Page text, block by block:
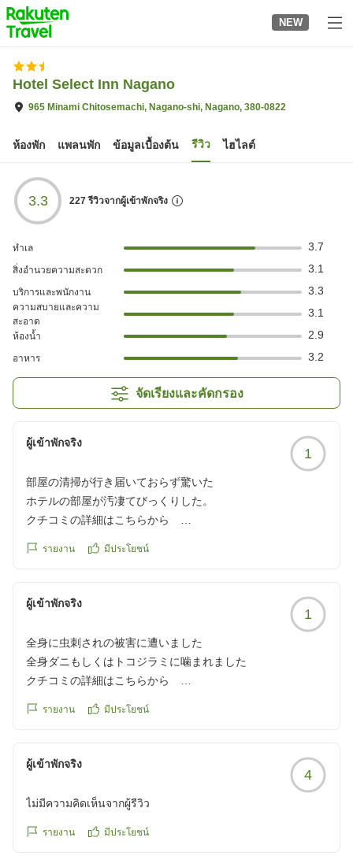
to
top
page
NEW
Hotel Select Inn Nagano
965 Minami Chitosemachi, Nagano-shi, Nagano, 380-0822
ห้องพัก แพลนพัก ข้อมูลเบื้องต้น รีวิว ไฮไลต์
3.3 227รีวิวจากผู้เข้าพักจริง
ทำเล 3.7
สิ่งอำนวยความสะดวก 3.1
บริการและพนักงาน 3.3
ความสบายและความ
สะอาด
3.1
ห้องน้ำ 2.9
อาหาร 3.2
จัดเรียงและคัดกรอง
ผู้เข้าพักจริง
1
部屋の清掃が行き届いておらず驚いた
ホテルの部屋が汚凄てびっくりした。
クチコミの詳細はこちらから
reviewId=33123478217939
รายงาน มีประโยชน์
ผู้เข้าพักจริง
1
全身に虫刺されの被害に遭いました
全身ダニもしくはトコジラミに噛まれました
クチコミの詳細はこちらから
reviewId=33123478215773
รายงาน มีประโยชน์
ผู้เข้าพักจริง
4
ไม่มีความคิดเห็นจากผู้รีวิว
รายงาน มีประโยชน์